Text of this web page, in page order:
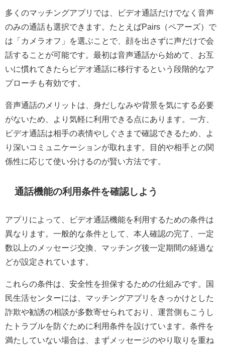
多くのマッチングアプリでは、ビデオ通話だけでなく音声
のみの通話も選択できます。たとえばPairs（ペアーズ）で
は「カメラオフ」を選ぶことで、顔を出さずに声だけで会
話することが可能です。最初は音声通話から始めて、お互
いに慣れてきたらビデオ通話に移行するという段階的なア
プローチも有効です。
音声通話のメリットは、身だしなみや背景を気にする必要
がないため、より気軽に利用できる点にあります。一方、
ビデオ通話は相手の表情やしぐさまで確認できるため、よ
り深いコミュニケーションが取れます。目的や相手との関
係性に応じて使い分けるのが賢い方法です。
通話機能の利用条件を確認しよう
アプリによって、ビデオ通話機能を利用するための条件は
異なります。一般的な条件として、本人確認の完了、一定
数以上のメッセージ交換、マッチング後一定期間の経過な
どが設定されています。
これらの条件は、安全性を担保するための仕組みです。国
民生活センターには、マッチングアプリをきっかけとした
詐欺や勧誘の相談が多数寄せられており、運営側もこうし
たトラブルを防ぐために利用条件を設けています。条件を
満たしていない場合は、まずメッセージのやり取りを重ね